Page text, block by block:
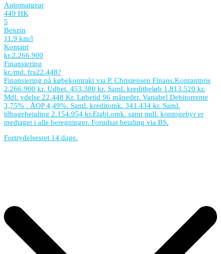
Automatgear
449 HK
5
Benzin
11.9 km/l
Kontant
kr.2.266.900
Finansiering
kr./md. fra22.448?
Finansiering på købekontrakt via P. Christensen Finans.Kontantpris
2.266.900 kr. Udbet. 453.380 kr. Saml. kreditbeløb 1.813.520 kr.
Mdl. ydelse 22.448 Kr. Løbetid 96 måneder. Variabel Debitorrente
3,75% . ÅOP 4,49%. Saml. kreditomk. 341.434 kr. Saml.
tilbagebetaling 2.154.954 kr.Etabl.omk. samt mdl. kontogebyr er
medtaget i alle beregninger. Forudsat betaling via BS.
Fortrydelsesret 14 dage.